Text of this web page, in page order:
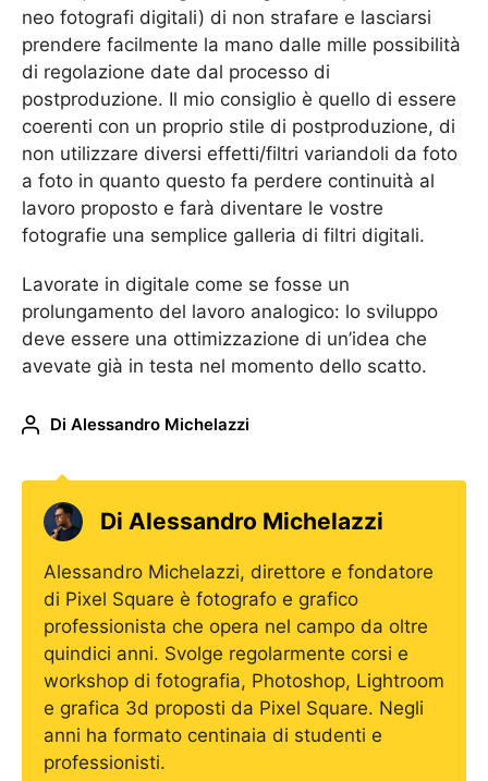
neo fotografi digitali) di non strafare e lasciarsi
prendere facilmente la mano dalle mille possibilità
di regolazione date dal processo di
postproduzione. Il mio consiglio è quello di essere
coerenti con un proprio stile di postproduzione, di
non utilizzare diversi effetti/filtri variandoli da foto
a foto in quanto questo fa perdere continuità al
lavoro proposto e farà diventare le vostre
fotografie una semplice galleria di filtri digitali.
Lavorate in digitale come se fosse un
prolungamento del lavoro analogico: lo sviluppo
deve essere una ottimizzazione di un’idea che
avevate già in testa nel momento dello scatto.
Di Alessandro Michelazzi
Di Alessandro Michelazzi
Alessandro Michelazzi, direttore e fondatore
di Pixel Square è fotografo e grafico
professionista che opera nel campo da oltre
quindici anni. Svolge regolarmente corsi e
workshop di fotografia, Photoshop, Lightroom
e grafica 3d proposti da Pixel Square. Negli
anni ha formato centinaia di studenti e
professionisti.